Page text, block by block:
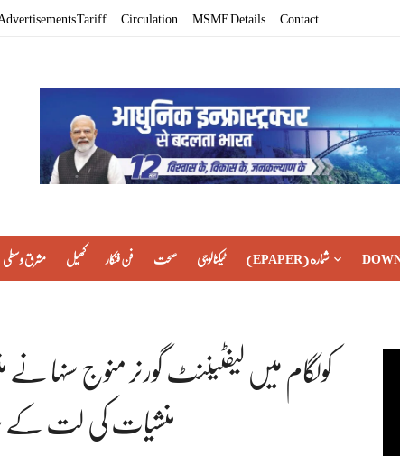
Tariff Circulation MSME Details Contact
مشرق وسطی کھیل فن فنکار صحت ٹیکنالوجی (EPAPER) شماره
کولگام میں لیفٹیننٹ گورنر منوج سنہا
منشیات کی لت کے